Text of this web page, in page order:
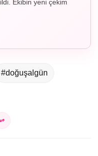
Ekibin yeni çekim
#doğuşalgün